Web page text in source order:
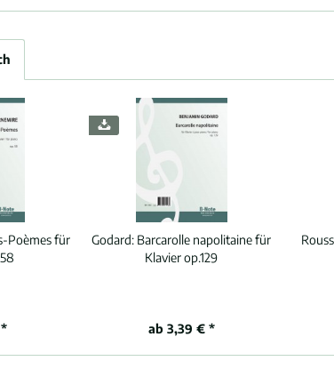
Poèmes für
Godard: Barcarolle napolitaine für
Klavier op.129
ab 3,39 € *